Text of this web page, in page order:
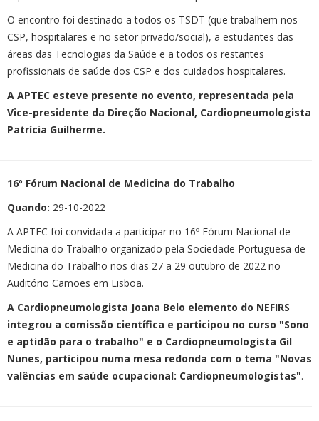
O encontro foi destinado a todos os TSDT (que trabalhem nos
CSP, hospitalares e no setor privado/social), a estudantes das
áreas das Tecnologias da Saúde e a todos os restantes
profissionais de saúde dos CSP e dos cuidados hospitalares.
A APTEC esteve presente no evento, representada pela
Vice-presidente da Direção Nacional, Cardiopneumologista
Patrícia Guilherme.
16º Fórum Nacional de Medicina do Trabalho
Quando: 29-10-2022
A APTEC foi convidada a participar no 16º Fórum Nacional de
Medicina do Trabalho organizado pela Sociedade Portuguesa de
Medicina do Trabalho nos dias 27 a 29 outubro de 2022 no
Auditório Camões em Lisboa.
A Cardiopneumologista Joana Belo elemento do NEFIRS
integrou a comissão científica e participou no curso "Sono
e aptidão para o trabalho" e o Cardiopneumologista Gil
Nunes, participou numa mesa redonda com o tema "Novas
valências em saúde ocupacional: Cardiopneumologistas".